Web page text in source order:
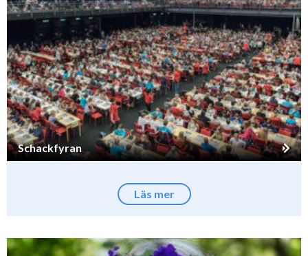
Schackfyran
Läs mer